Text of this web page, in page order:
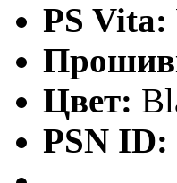
PS Vita:
Цвет:
PSN ID: